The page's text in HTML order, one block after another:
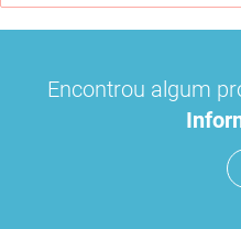
Encontrou algum